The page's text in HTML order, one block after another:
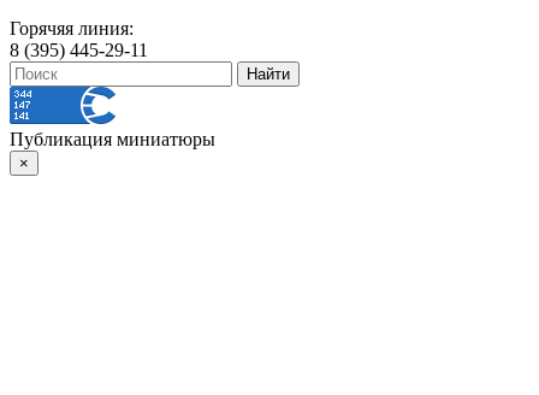
Горячяя линия:
8 (395) 445-29-11
Публикация миниатюры
×